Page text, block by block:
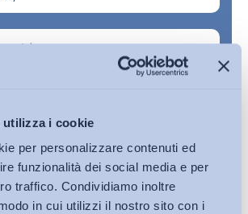
i cookie
per personalizzare contenuti ed
funzionalità dei social media e per
traffico. Condividiamo inoltre
in cui utilizzi il nostro sito con i